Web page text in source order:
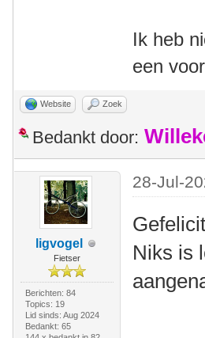
Ik heb
een
Website Zoek
Bedankt door:
ligvogel
Fietser
Berichten: 84
Topics: 19
Lid sinds: Aug 2024
Bedankt: 65
28-Jul-
Niks is